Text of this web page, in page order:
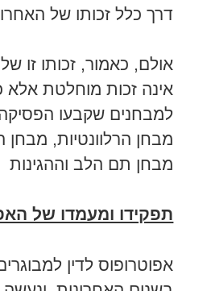
דרך כלל זכותו של
אולם, כאמור, זכותו זו
אינה זכות מוחלטת אלא
למבחנים שקבעו
מבחן הרלוונטיות,
מבחן תם הלב וההגינות
תפקידו ומעמדו של
אפוטרופוס לדין